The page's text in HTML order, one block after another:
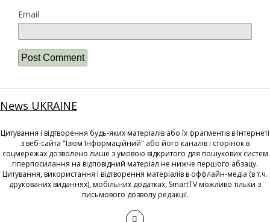
Email
News UKRAINE
Цитування і відтворення будь-яких матеріалів або їх фрагментів в Інтернеті
з веб-сайта "Ізюм Інформаційний" або його каналів і сторінок в
соцмережах дозволено лише з умовою відкритого для пошукових систем
гіперпосилання на відповідний матеріал не нижче першого абзацу.
Цитування, використання і відтворення матеріалів в оффлайн-медіа (в т.ч.
друкованих виданнях), мобільних додатках, SmartTV можливо тільки з
письмового дозволу редакції.